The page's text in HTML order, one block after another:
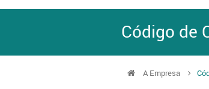
Código de
A Empresa